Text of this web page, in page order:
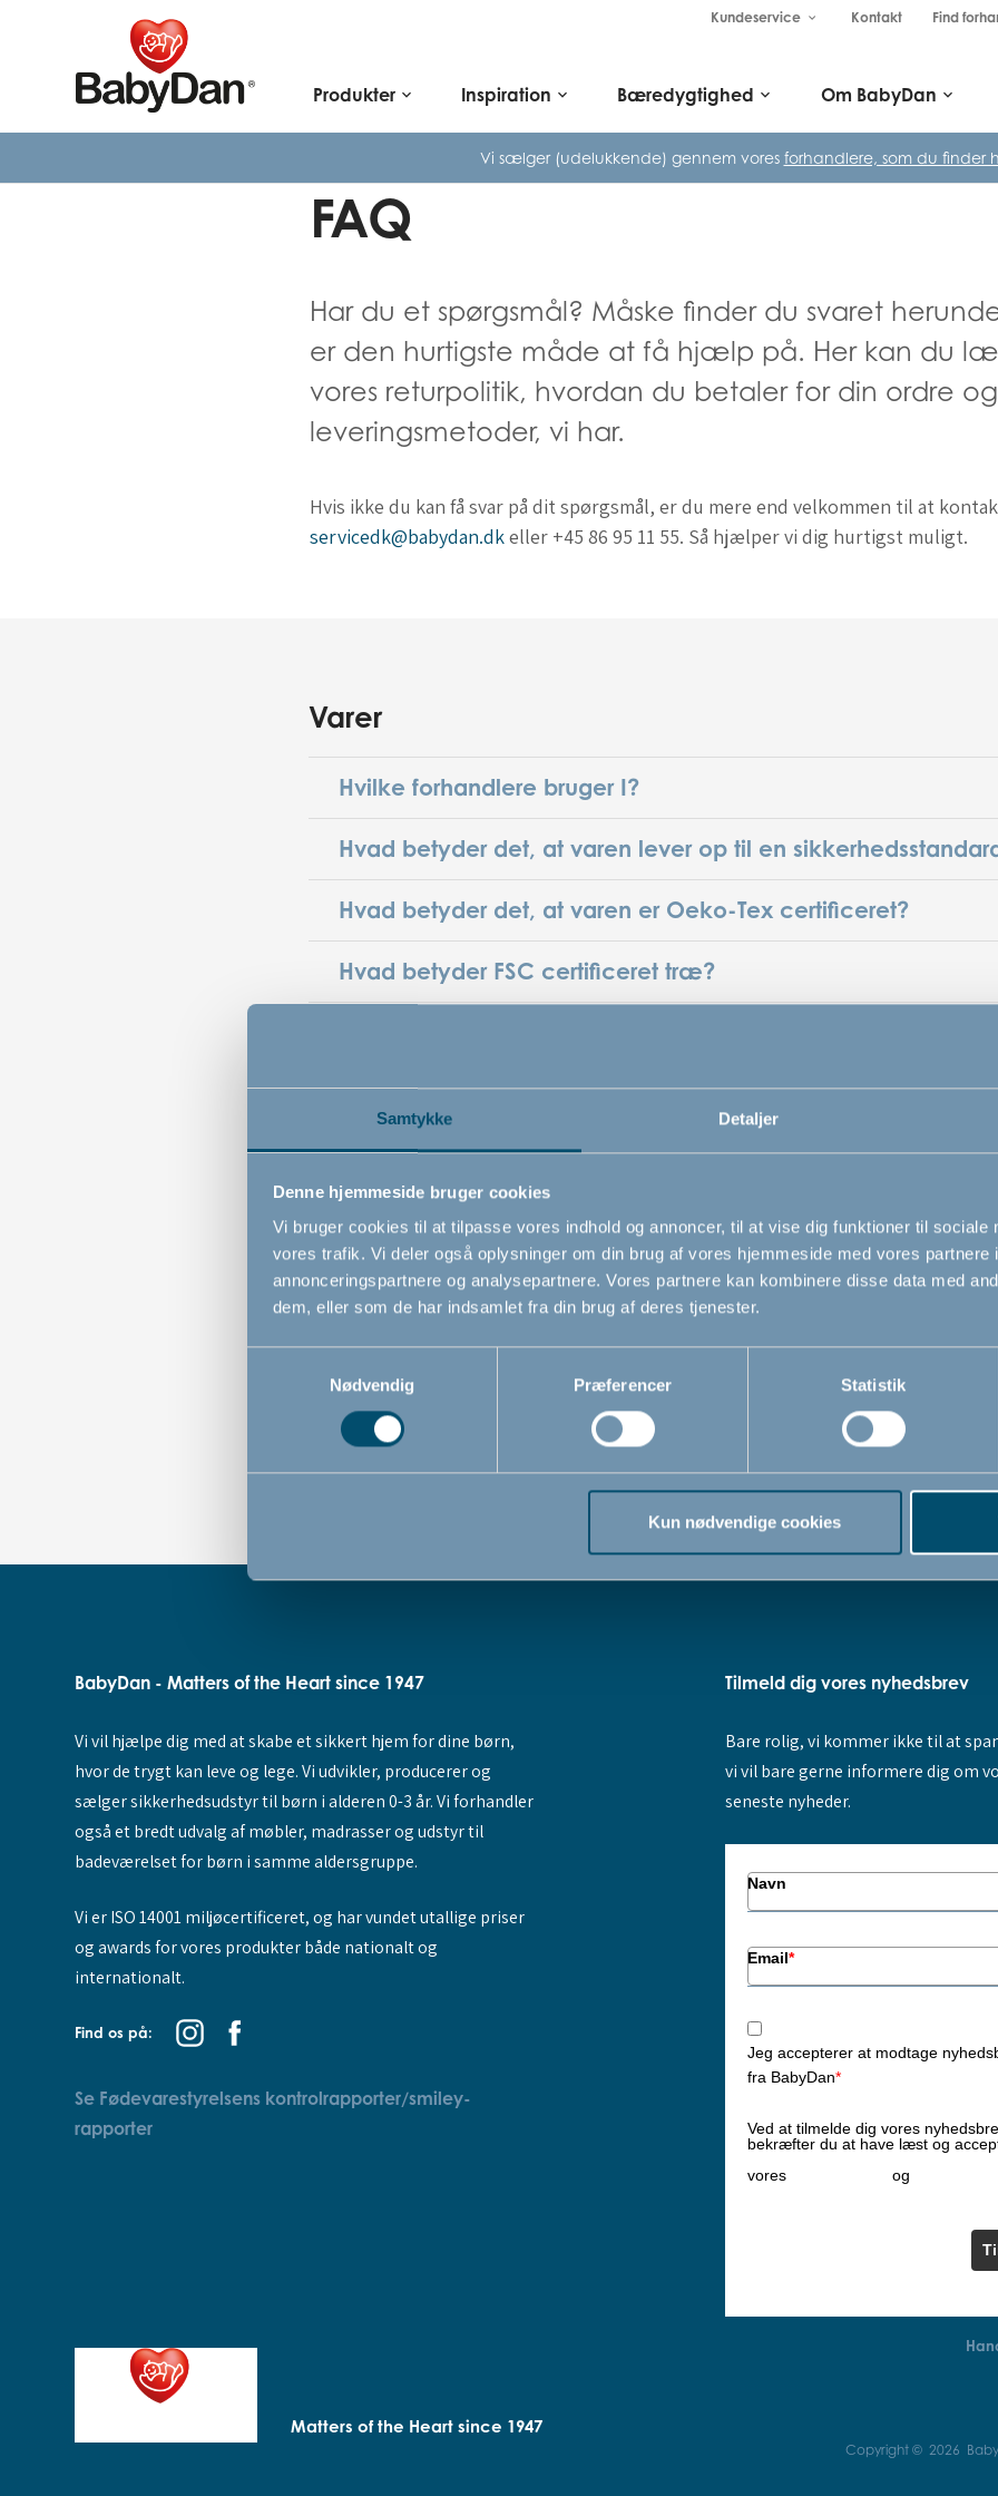
Samtykke Detaljer
Denne hjemmeside bruger cookies
Vi bruger cookies til at tilpasse vores indhold og annoncer, til at vise dig funktioner til sociale
vores trafik. Vi deler også oplysninger om din brug af vores hjemmeside med vores partnere
annonceringspartnere og analysepartnere. Vores partnere kan kombinere disse data med
dem, eller som de har indsamlet fra din brug af deres tjenester.
Nødvendig
Præferencer Statistik
Kun nødvendige cookies
Kundeservice keyboard_arrow_down Kontakt Find
Produkter keyboard_arrow_down Inspiration keyboard_arrow_down Bæredygtighed keyboard_arrow_down Om BabyDan keyboard_arrow_down
Vi sælger (udelukkende) gennem vores forhandlere, som du finder
FAQ
Har du et spørgsmål? Måske finder du svaret
er den hurtigste måde at få hjælp på. Her kan du
vores returpolitik, hvordan du betaler for din ordre
leveringsmetoder, vi har.
Hvis ikke du kan få svar på dit spørgsmål, er du mere end velkommen til at
servicedk@babydan.dkeller +45 86 95 11 55. Så hjælper vi dig hurtigst muligt.
Varer
Hvilke forhandlere bruger I?
Hvad betyder det, at varen lever op til en
Hvad betyder det, at varen er Oeko-Tex certificeret?
Hvad betyder FSC certificeret træ?
Nyhedsbrev
Hvordan modtager jeg jeres nyhedsbrev?
Jeg ønsker ikke længere at modtage jeres nyhedsbrev –
stopper jeg det?
BabyDan - Matters of the Heart since 1947
Vi vil hjælpe dig med at skabe et sikkert hjem for dine børn,
hvor de trygt kan leve og lege. Vi udvikler, producerer og
sælger sikkerhedsudstyr til børn i alderen 0-3 år. Vi forhandler
også et bredt udvalg af møbler, madrasser og udstyr til
badeværelset for børn i samme aldersgruppe.
Vi er ISO 14001 miljøcertificeret, og har vundet utallige priser
og awards for vores produkter både nationalt og
internationalt.
Find os på:
Se Fødevarestyrelsens kontrolrapporter/smiley-
rapporter
Tilmeld dig vores nyhedsbrev
Bare rolig, vi kommer ikke til at
vi vil bare gerne informere dig om
seneste nyheder.
Navn
Email*
Jeg accepterer at modtage
fra BabyDan*
Ved at tilmelde dig vores
bekræfter du at have læst og
vores
og
Matters of the Heart since 1947
Copyright © 2026